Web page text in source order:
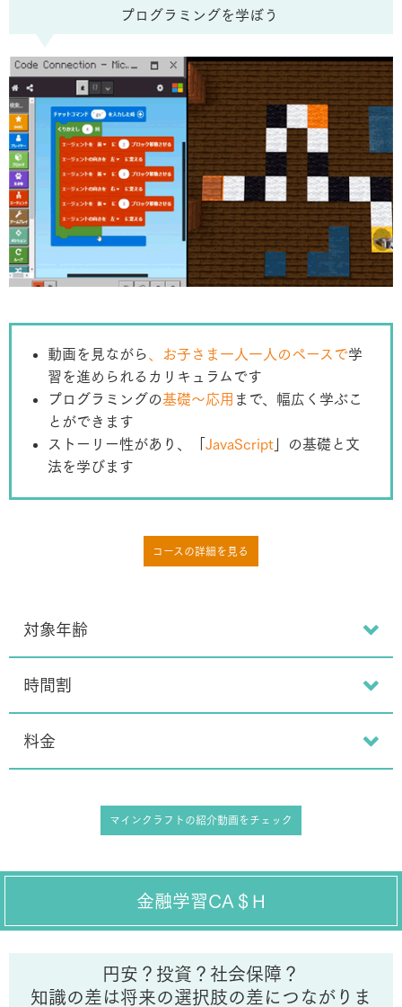
プログラミングを学ぼう
動画を⾒ながら、お⼦さま⼀⼈⼀⼈のペースで学
習を進められるカリキュラムです
プログラミングの基礎～応用 まで、幅広く学ぶこ
とができます
ストーリー性があり、「 JavaScript 」の基礎と文
法を学びます
コースの詳細を見る
対象年齢
時間割
料金
マインクラフトの紹介動画をチェック
金融学習CA＄H
円安？投資？社会保障？
知識の差は将来の選択肢の差につながりま